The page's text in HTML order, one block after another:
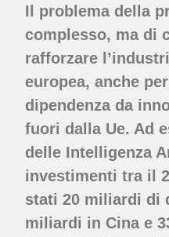
Il problema della
complesso, ma di
rafforzare
europea, anche
dipendenza da
fuori dalla Ue. Ad
delle Intelligenza
investimenti tra il
stati 20 miliardi di
miliardi in Cina e